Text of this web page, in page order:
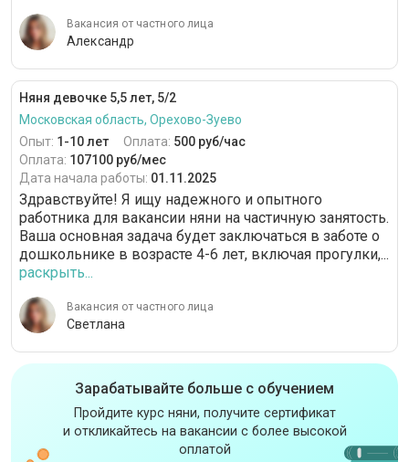
Вакансия от частного лица
Александр
Няня девочке 5,5 лет, 5/2
Московская область, Орехово-Зуево
Опыт: 1-10 лет Оплата: 500 руб/час
Оплата: 107100 руб/мес
Дата начала работы: 01.11.2025
Здравствуйте! Я ищу надежного и опытного
работника для вакансии няни на частичную занятость.
Ваша основная задача будет заключаться в заботе о
дошкольнике в возрасте 4-6 лет, включая прогулки,...
раскрыть...
Вакансия от частного лица
Светлана
Зарабатывайте больше с обучением
Пройдите курс няни, получите сертификат
и откликайтесь на вакансии с более высокой
оплатой